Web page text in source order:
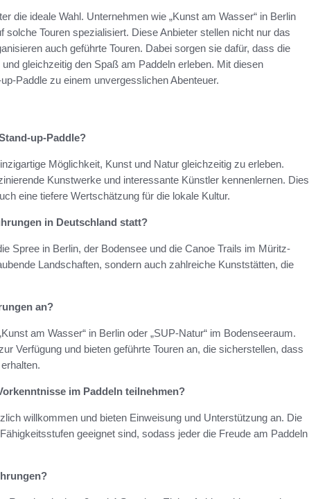
die ideale Wahl. Unternehmen wie „Kunst am Wasser“ in Berlin
solche Touren spezialisiert. Diese Anbieter stellen nicht nur das
auch geführte Touren. Dabei sorgen sie dafür, dass die
gleichzeitig den Spaß am Paddeln erleben. Mit diesen
Paddle zu einem unvergesslichen Abenteuer.
up-Paddle?
Möglichkeit, Kunst und Natur gleichzeitig zu erleben.
Kunstwerke und interessante Künstler kennenlernen. Dies
eine tiefere Wertschätzung für die lokale Kultur.
in Deutschland statt?
Spree in Berlin, der Bodensee und die Canoe Trails im Müritz-
Landschaften, sondern auch zahlreiche Kunststätten, die
an?
am Wasser“ in Berlin oder „SUP-Natur“ im Bodenseeraum.
Verfügung und bieten geführte Touren an, die sicherstellen, dass
im Paddeln teilnehmen?
willkommen und bieten Einweisung und Unterstützung an. Die
geeignet sind, sodass jeder die Freude am Paddeln